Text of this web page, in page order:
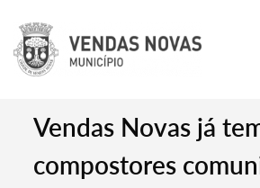
Vendas Novas já
compostores